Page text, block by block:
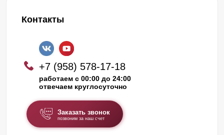
Контакты
+7 (958) 578-17-18
работаем с 00:00 до 24:00
отвечаем круглосуточно
Заказать звонок
позвоним за наш счет